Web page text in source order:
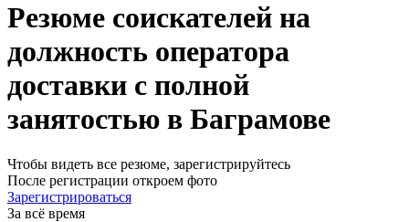
Резюме соискателей на
должность оператора
доставки с полной
занятостью в Баграмове
Чтобы видеть все резюме, зарегистрируйтесь
После регистрации откроем фото
Зарегистрироваться
За всё время